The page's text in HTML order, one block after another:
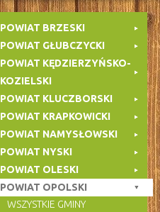
POWIAT BRZESKI
POWIAT GŁUBCZYCKI
POWIAT KĘDZIERZYŃSKO-
KOZIELSKI
POWIAT KLUCZBORSKI
POWIAT KRAPKOWICKI
POWIAT NAMYSŁOWSKI
POWIAT NYSKI
POWIAT OLESKI
POWIAT OPOLSKI
WSZYSTKIE GMINY